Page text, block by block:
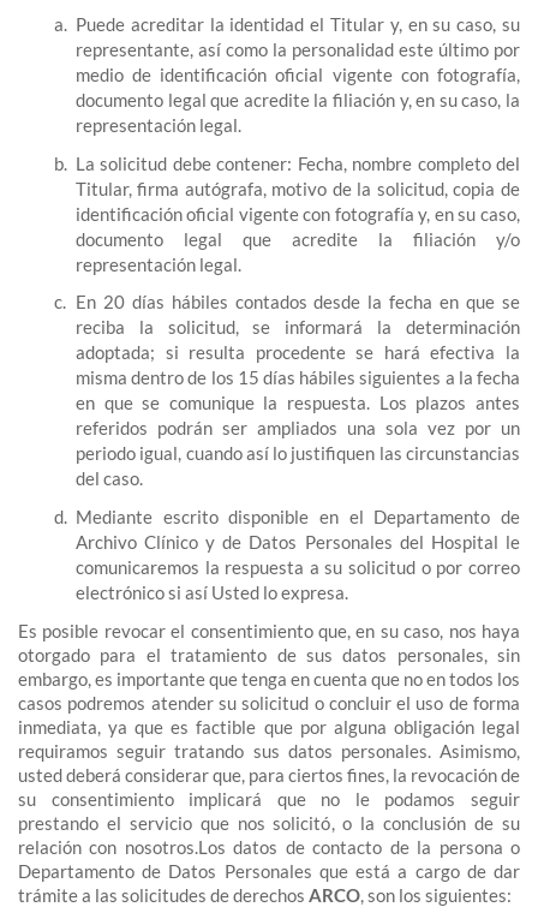
Puede acreditar la identidad el Titular y, en su caso, su
representante, así como la personalidad este último por
medio de identificación oficial vigente con fotografía,
documento legal que acredite la filiación y, en su caso, la
representación legal.
La solicitud debe contener: Fecha, nombre completo del
Titular, firma autógrafa, motivo de la solicitud, copia de
identificación oficial vigente con fotografía y, en su caso,
documento legal que acredite la filiación y/o
representación legal.
En 20 días hábiles contados desde la fecha en que se
reciba la solicitud, se informará la determinación
adoptada; si resulta procedente se hará efectiva la
misma dentro de los 15 días hábiles siguientes a la fecha
en que se comunique la respuesta. Los plazos antes
referidos podrán ser ampliados una sola vez por un
periodo igual, cuando así lo justifiquen las circunstancias
del caso.
Mediante escrito disponible en el Departamento de
Archivo Clínico y de Datos Personales del Hospital le
comunicaremos la respuesta a su solicitud o por correo
electrónico si así Usted lo expresa.
Es posible revocar el consentimiento que, en su caso, nos haya
otorgado para el tratamiento de sus datos personales, sin
embargo, es importante que tenga en cuenta que no en todos los
casos podremos atender su solicitud o concluir el uso de forma
inmediata, ya que es factible que por alguna obligación legal
requiramos seguir tratando sus datos personales. Asimismo,
usted deberá considerar que, para ciertos fines, la revocación de
su consentimiento implicará que no le podamos seguir
prestando el servicio que nos solicitó, o la conclusión de su
relación con nosotros.Los datos de contacto de la persona o
Departamento de Datos Personales que está a cargo de dar
trámite a las solicitudes de derechos ARCO, son los siguientes: